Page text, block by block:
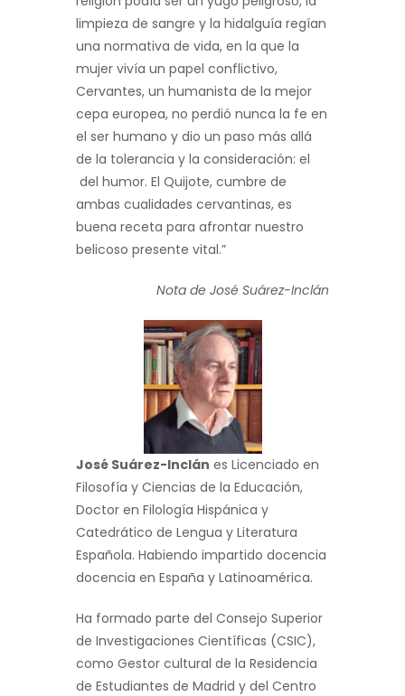
limpieza de sangre y la hidalguía regían
una normativa de vida, en la que la
mujer vivía un papel conflictivo,
Cervantes, un humanista de la mejor
cepa europea, no perdió nunca la fe en
el ser humano y dio un paso más allá
de la tolerancia y la consideración: el
del humor. El Quijote, cumbre de
ambas cualidades cervantinas, es
buena receta para afrontar nuestro
belicoso presente vital.”
Nota de José Suárez-Inclán
José Suárez-Inclán es Licenciado en
Filosofía y Ciencias de la Educación,
Doctor en Filología Hispánica y
Catedrático de Lengua y Literatura
Española. Habiendo impartido docencia
docencia en España y Latinoamérica.
Ha formado parte del Consejo Superior
de Investigaciones Científicas (CSIC),
como Gestor cultural de la Residencia
de Estudiantes de Madrid y del Centro